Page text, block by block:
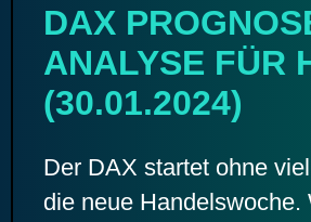
DAX
ANALYSE FÜR
(30.01.2024)
Der DAX startet ohne
die neue Handelswoche.